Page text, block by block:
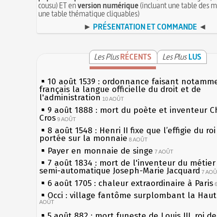
cousu) ET enversion numérique(incluant une table des
une table thématique cliquables)
► PRÉSENTATION ET COMMANDE ◄
Les PlusRÉCENTS Les Plus LUS
10 août 1539 : ordonnance faisant
français la langue officielle du droit et de
l'administration 10 AOÛT
9 août 1888 : mort du poète et inventeur
Cros 9 AOÛT
8 août 1548 : Henri II fixe que l’effigie du
portée sur la monnaie 8 AOÛT
Payer en monnaie de singe 7 AOÛT
7 août 1834 : mort de l'inventeur du
semi-automatique Joseph-Marie Jacquard 7
6 août 1705 : chaleur extraordinaire à Paris
Occi : village fantôme surplombant la
AOÛT